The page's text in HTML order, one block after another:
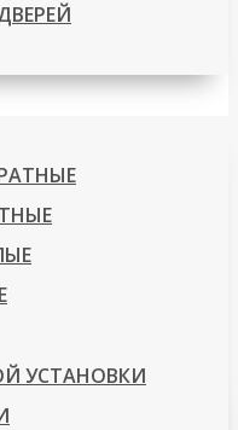
УСТАНОВКИ